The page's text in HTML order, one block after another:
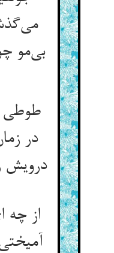
بی‌‌مو
طوطی
در
از چه